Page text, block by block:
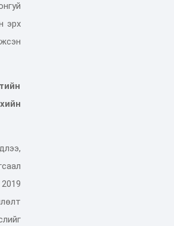
эрх
019